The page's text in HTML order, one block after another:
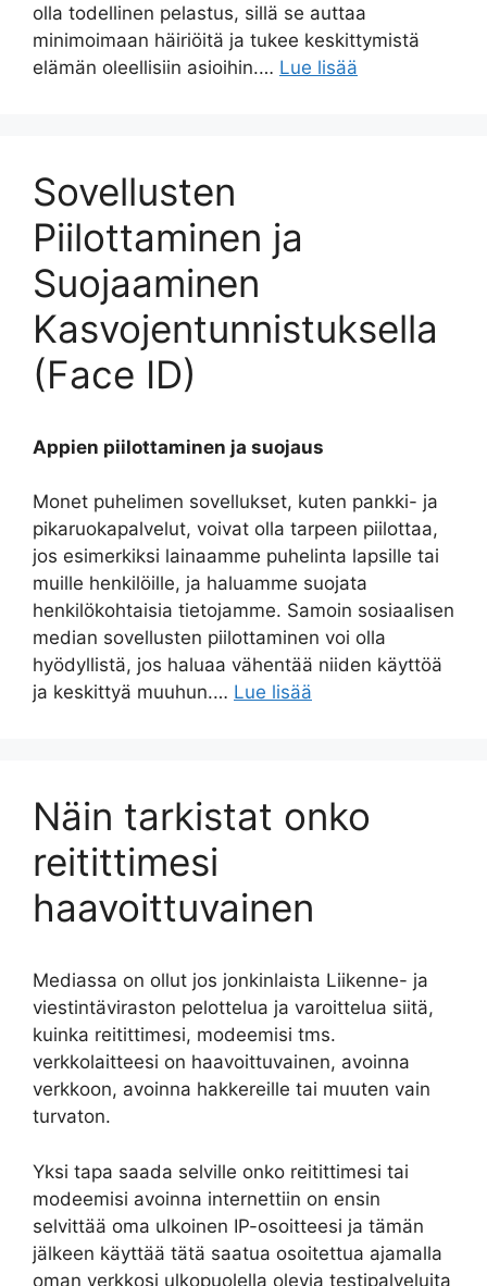
olla todellinen pelastus, sillä se auttaa
minimoimaan häiriöitä ja tukee keskittymistä
elämän oleellisiin asioihin.… Lue lisää
Sovellusten
Piilottaminen ja
Suojaaminen
Kasvojentunnistuksella
(Face ID)
Appien piilottaminen ja suojaus
Monet puhelimen sovellukset, kuten pankki- ja
pikaruokapalvelut, voivat olla tarpeen piilottaa,
jos esimerkiksi lainaamme puhelinta lapsille tai
muille henkilöille, ja haluamme suojata
henkilökohtaisia tietojamme. Samoin sosiaalisen
median sovellusten piilottaminen voi olla
hyödyllistä, jos haluaa vähentää niiden käyttöä
ja keskittyä muuhun.… Lue lisää
Näin tarkistat onko
reitittimesi
haavoittuvainen
Mediassa on ollut jos jonkinlaista Liikenne- ja
viestintäviraston pelottelua ja varoittelua siitä,
kuinka reitittimesi, modeemisi tms.
verkkolaitteesi on haavoittuvainen, avoinna
verkkoon, avoinna hakkereille tai muuten vain
turvaton.
Yksi tapa saada selville onko reitittimesi tai
modeemisi avoinna internettiin on ensin
selvittää oma ulkoinen IP-osoitteesi ja tämän
jälkeen käyttää tätä saatua osoitettua ajamalla
oman verkkosi ulkopuolella olevia testipalveluita